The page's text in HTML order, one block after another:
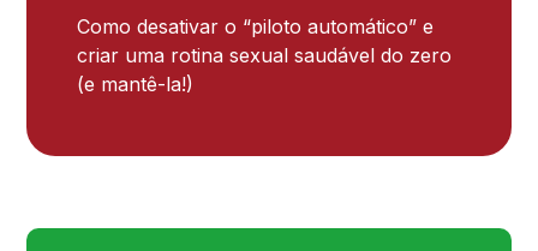
Como desativar o “piloto automático” e
criar uma rotina sexual saudável do zero
(e mantê-la!)